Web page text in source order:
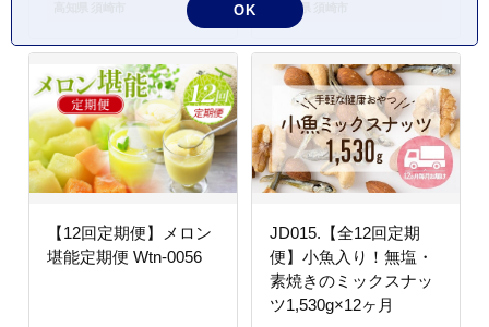
食 贅沢 ご褒美 贈り物
お取り寄せグルメ アフ
タヌーンティー 高知県
須崎
高知県 須崎市
【12回定期便】メロン
堪能定期便 Wtn-0056
JD015.【全12回定期
便】小魚入り！無塩・
素焼きのミックスナッ
ツ1,530g×12ヶ月
OK